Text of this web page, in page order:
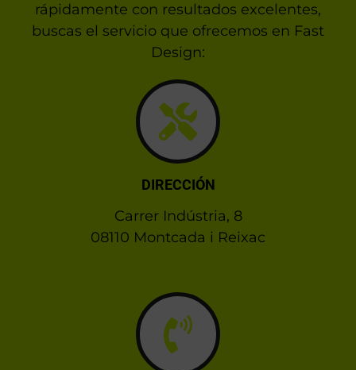
rápidamente con resultados excelentes,
buscas el servicio que ofrecemos en Fast
Design:
DIRECCIÓN
Carrer Indústria, 8
08110 Montcada i Reixac